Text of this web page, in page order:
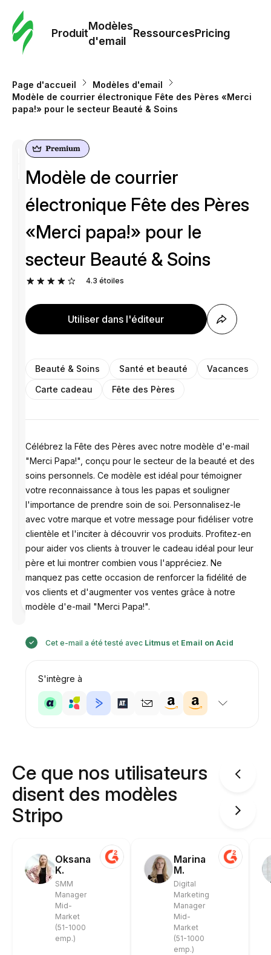
Produit
Modèles
d'email
RessourcesPricing
Page d'accueil
Modèles d'email
Modèle de courrier électronique Fête des Pères «Merci
papa!» pour le secteur Beauté & Soins
Conçu par
Anastasiia
Modèle de courrier
électronique Fête des Pères
«Merci papa!» pour le
secteur Beauté & Soins
4.3 étoiles
Utiliser dans l'éditeur
Beauté & Soins Santé et beauté
Vacances
Carte cadeau
Fête des Pères
Célébrez la Fête des Pères avec notre modèle d'e-mail
"Merci Papa!", conçu pour le secteur de la beauté et des
soins personnels. Ce modèle est idéal pour témoigner
votre reconnaissance à tous les papas et souligner
l'importance de prendre soin de soi. Personnalisez-le
avec votre marque et votre message pour fidéliser votre
clientèle et l'inciter à découvrir vos produits. Profitez-en
pour aider vos clients à trouver le cadeau idéal pour leur
père et lui montrer combien vous l'appréciez. Ne
manquez pas cette occasion de renforcer la fidélité de
vos clients et d'augmenter vos ventes grâce à notre
modèle d'e-mail "Merci Papa!".
Cet e-mail a été testé avec Litmuset Email on Acid
S'intègre à
Ce que nos utilisateurs
disent des modèles
Stripo
Oksana
K.
SMM
Manager
Mid-
Market
(51-1000
emp.)
Marina
M.
Digital
Marketing
Manager
Mid-
Market
(51-1000
emp.)